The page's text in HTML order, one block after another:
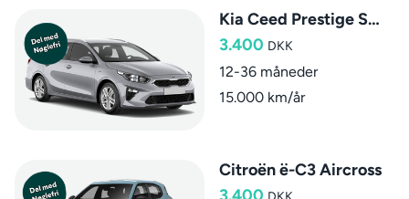
Kia Ceed Prestige SW aut.
3.400 DKK
12-36 måneder
15.000 km/år
Citroën ë-C3 Aircross